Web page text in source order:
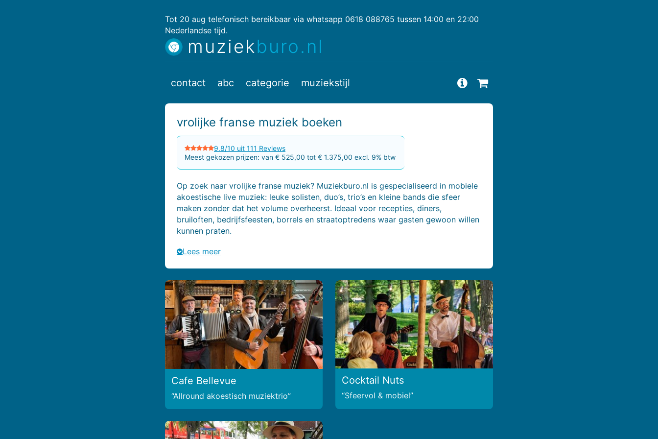
Tot 20 aug telefonisch bereikbaar via whatsapp 0618 088765 tussen 14:00 en 22:00
Nederlandse tijd.
muziekburo.nl
vrolijke franse muziek boeken
9.8/10 uit 111 Reviews
Meest gekozen prijzen: van € 525,00 tot € 1.375,00 excl. 9% btw
Op zoek naar vrolijke franse muziek? Muziekburo.nl is gespecialiseerd in mobiele
akoestische live muziek: leuke solisten, duo’s, trio’s en kleine bands die sfeer
maken zonder dat het volume overheerst. Ideaal voor recepties, diners,
bruiloften, bedrijfsfeesten, borrels en straatoptredens waar gasten gewoon willen
kunnen praten.
Lees meer
Cafe Bellevue
Allround akoestisch muziektrio
Cocktail Nuts
Sfeervol & mobiel
contact abc categorie muziekstijl Vragen en antwoorden bekijken
Beschikbaarheid aanvragen